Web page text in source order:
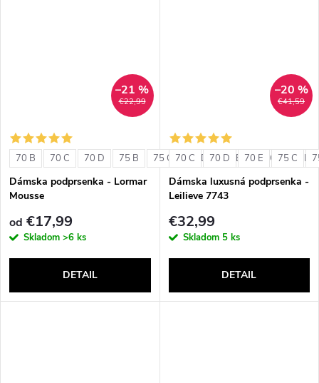
€22,99
–21 %
70 B 70 C 70 D 75 B 75 C 75 D 80 B 80 C 80 D
Dámska podprsenka - Lormar
Mousse
od €17,99
Skladom >6 ks
DETAIL
€41,59
–20 %
70 C 70 D 70 E 75 C
Dámska luxusná podprsenka -
Leilieve 7743
€32,99
Skladom 5 ks
DETAIL